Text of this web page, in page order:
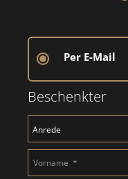
Per E-Mail
Beschenkter